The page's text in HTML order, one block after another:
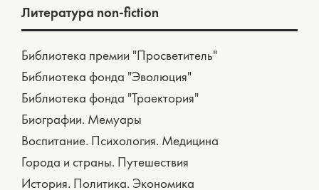
Литература non-fiction
Библиотека премии "Просветитель"
Библиотека фонда "Эволюция"
Библиотека фонда "Траектория"
Биографии. Мемуары
Воспитание. Психология. Медицина
Города и страны. Путешествия
История. Политика. Экономика